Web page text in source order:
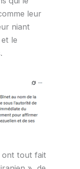
leur
niant
le
ont tout fait